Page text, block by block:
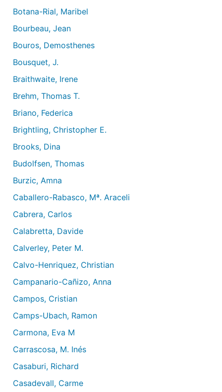
Botana-Rial, Maribel
Bourbeau, Jean
Bouros, Demosthenes
Bousquet, J.
Braithwaite, Irene
Brehm, Thomas T.
Briano, Federica
Brightling, Christopher E.
Brooks, Dina
Budolfsen, Thomas
Burzic, Amna
Caballero-Rabasco, Mª. Araceli
Cabrera, Carlos
Calabretta, Davide
Calverley, Peter M.
Calvo-Henriquez, Christian
Campanario-Cañizo, Anna
Campos, Cristian
Camps-Ubach, Ramon
Carmona, Eva M
Carrascosa, M. Inés
Casaburi, Richard
Casadevall, Carme